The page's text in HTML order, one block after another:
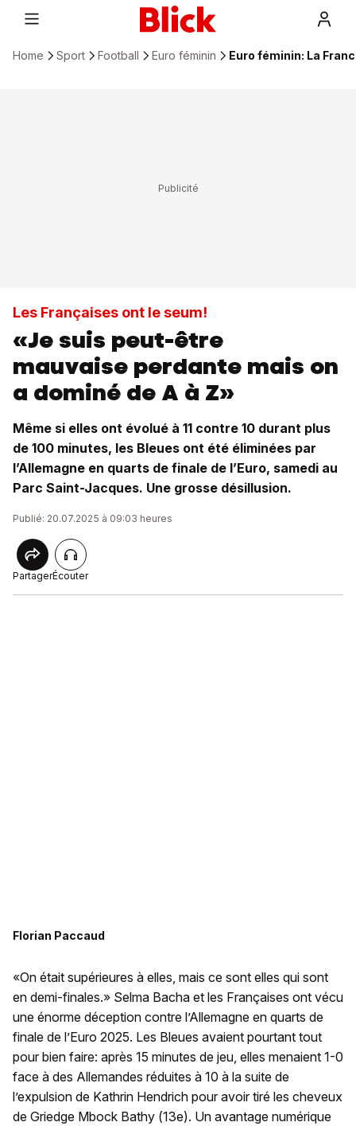
Home Sport Football Euro féminin Euro féminin: La
Les Françaises ont le seum!
«Je suis peut-être
mauvaise perdante mais on
a dominé de A à Z»
Même si elles ont évolué à 11 contre 10 durant plus
de 100 minutes, les Bleues ont été éliminées par
l’Allemagne en quarts de finale de l’Euro, samedi au
Parc Saint-Jacques. Une grosse désillusion.
Publié: 20.07.2025 à 09:03 heures
PartagerÉcouter
Florian Paccaud
«On était supérieures à elles, mais ce sont elles qui sont
en demi-finales.» Selma Bacha et les Françaises ont vécu
une énorme déception contre l’Allemagne en quarts de
finale de l’Euro 2025. Les Bleues avaient pourtant tout
pour bien faire: après 15 minutes de jeu, elles menaient 1-0
face à des Allemandes réduites à 10 à la suite de
l’expulsion de Kathrin Hendrich pour avoir tiré les cheveux
de Griedge Mbock Bathy (13e). Un avantage numérique